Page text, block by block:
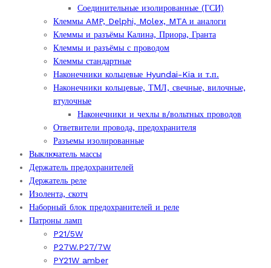
Соединительные изолированные (ГСИ)
Клеммы AMP, Delphi, Molex, MTA и аналоги
Клеммы и разъёмы Калина, Приора, Гранта
Клеммы и разъёмы с проводом
Клеммы стандартные
Наконечники кольцевые Hyundai-Kia и т.п.
Наконечники кольцевые, ТМЛ, свечные, вилочные,
втулочные
Наконечники и чехлы в/вольтных проводов
Ответвители провода, предохранителя
Разъемы изолированные
Выключатель массы
Держатель предохранителей
Держатель реле
Изолента, скотч
Наборный блок предохранителей и реле
Патроны ламп
P21/5W
P27W.P27/7W
PY21W amber